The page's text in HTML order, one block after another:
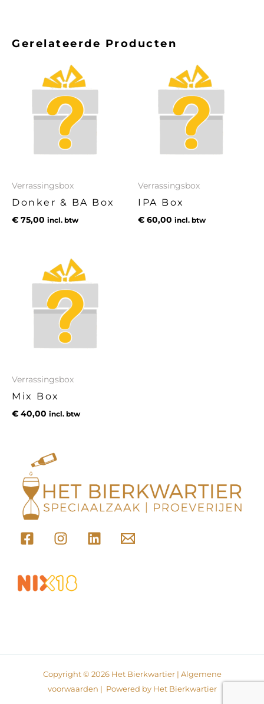
Gerelateerde Producten
Verrassingsbox
Donker & BA Box
€ 75,00 incl. btw
Verrassingsbox
IPA Box
€ 60,00 incl. btw
Verrassingsbox
Mix Box
€ 40,00 incl. btw
Copyright © 2026 Het Bierkwartier | Algemene
voorwaarden | Powered by Het Bierkwartier